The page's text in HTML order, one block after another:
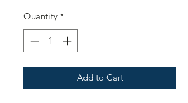
Quantity *
Add to Cart